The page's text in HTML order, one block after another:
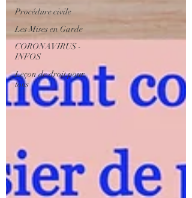
Procédure civile
Les Mises en Garde
CORONAVIRUS -
INFOS
Leçon de droit pour
tous